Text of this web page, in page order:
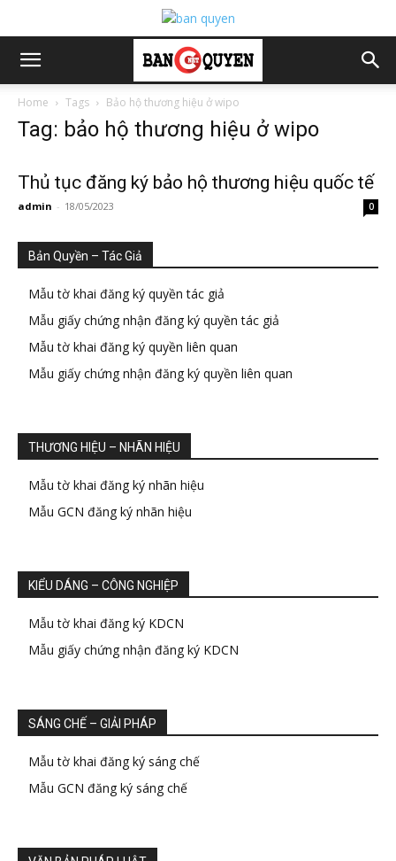
Home Tags Bảo hộ thương hiệu ở wipo
Tag: bảo hộ thương hiệu ở wipo
Thủ tục đăng ký bảo hộ thương hiệu quốc tế
admin - 18/05/2023 0
Bản Quyền – Tác Giả
Mẫu tờ khai đăng ký quyền tác giả
Mẫu giấy chứng nhận đăng ký quyền tác giả
Mẫu tờ khai đăng ký quyền liên quan
Mẫu giấy chứng nhận đăng ký quyền liên quan
THƯƠNG HIỆU – NHÃN HIỆU
Mẫu tờ khai đăng ký nhãn hiệu
Mẫu GCN đăng ký nhãn hiệu
KIỂU DÁNG – CÔNG NGHIỆP
Mẫu tờ khai đăng ký KDCN
Mẫu giấy chứng nhận đăng ký KDCN
SÁNG CHẾ – GIẢI PHÁP
Mẫu tờ khai đăng ký sáng chế
Mẫu GCN đăng ký sáng chế